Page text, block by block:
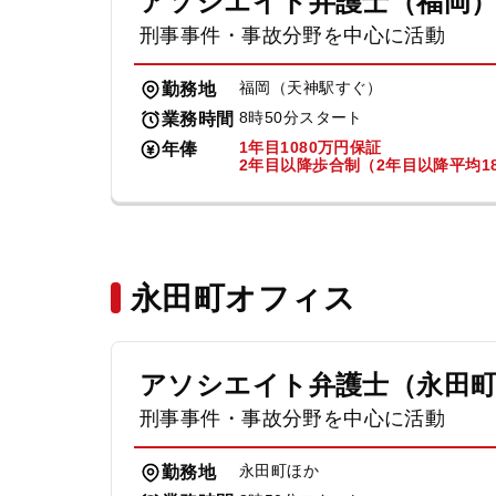
刑事事件・事故分野を中心に活動
勤務地 福岡（天神駅すぐ）
業務時間 8時50分スタート
年俸
1年目1080万円保証
2年目以降歩合制（2年目以降平均
永田町オフィス
アソシエイト弁護士（永田町
刑事事件・事故分野を中心に活動
勤務地 永田町ほか